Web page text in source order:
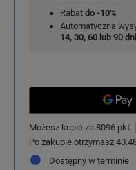
Rabat do -10%
Automatyczna
14, 30, 60 lub 90 dni
Możesz kupić za 8096 pkt.
Po zakupie otrzymasz
Dostępny w terminie